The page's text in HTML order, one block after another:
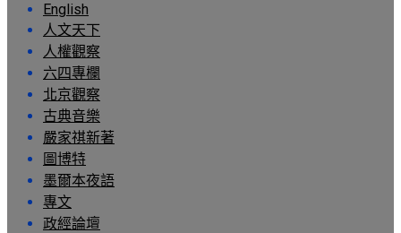
English
人文天下
人權觀察
六四專欄
北京觀察
古典音樂
嚴家祺新著
圖博特
墨爾本夜語
專文
政經論壇